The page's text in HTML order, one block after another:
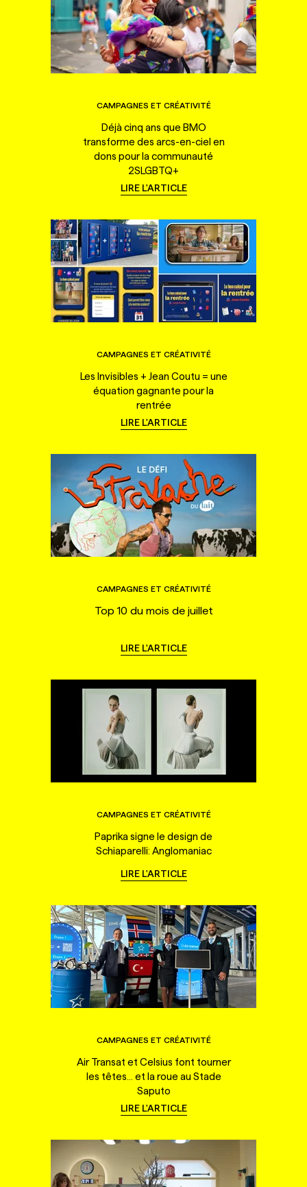
CAMPAGNES ET CRÉATIVITÉ
Déjà cinq ans que BMO
transforme des arcs-en-ciel en
dons pour la communauté
2SLGBTQ+
LIRE L'ARTICLE
CAMPAGNES ET CRÉATIVITÉ
Les Invisibles + Jean Coutu = une
équation gagnante pour la
rentrée
LIRE L'ARTICLE
CAMPAGNES ET CRÉATIVITÉ
Top 10 du mois de juillet
LIRE L'ARTICLE
CAMPAGNES ET CRÉATIVITÉ
Paprika signe le design de
Schiaparelli: Anglomaniac
LIRE L'ARTICLE
CAMPAGNES ET CRÉATIVITÉ
Air Transat et Celsius font tourner
les têtes... et la roue au Stade
Saputo
LIRE L'ARTICLE